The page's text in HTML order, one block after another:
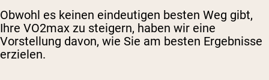
Obwohl es keinen eindeutigen besten Weg gibt,
Ihre VO2max zu steigern, haben wir eine
Vorstellung davon, wie Sie am besten Ergebnisse
erzielen.